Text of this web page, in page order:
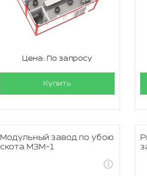
Цена: По запросу
Купить
Модульный завод по убою
скота МЗМ-1